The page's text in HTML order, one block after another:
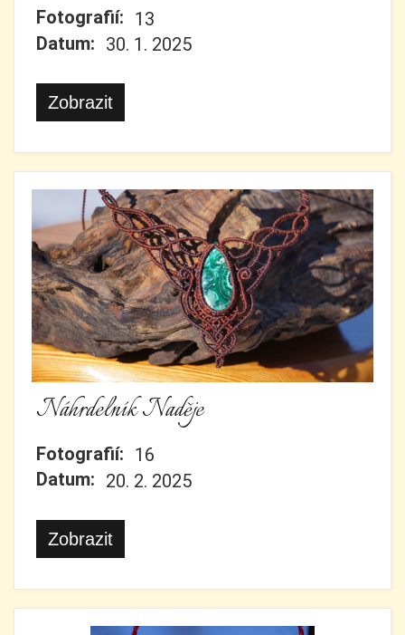
Fotografií: 13
Datum: 30. 1. 2025
Zobrazit
Náhrdelník Naděje
Fotografií: 16
Datum: 20. 2. 2025
Zobrazit